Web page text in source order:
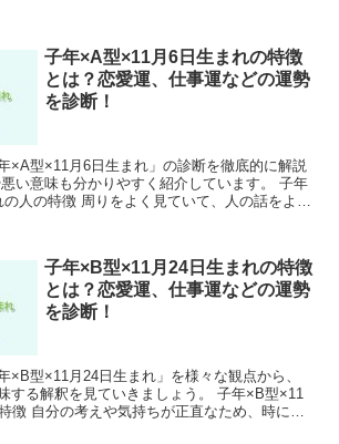
子年×A型×11月6日生まれの特徴
とは？恋愛運、仕事運などの運勢
を診断！
×A型×11月6日生まれ」の診断を徹底的に解説
い意味も分かりやすく紹介しています。 子年
人の特徴 周りをよく見ていて、人の話をよく
子年×B型×11月24日生まれの特徴
とは？恋愛運、仕事運などの運勢
を診断！
×B型×11月24日生まれ」を様々な観点から、
する解釈を見ていきましょう。 子年×B型×11
徴 自分の考えや気持ちが正直なため、時には